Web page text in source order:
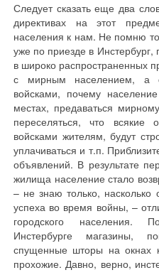
Следует сказать еще два
директивах на этот
населения к нам. Не помню
уже по приезде в
в широко распространенных
с мирным населением, а
войсками, почему
местах, предаваться
переселяться, что
войсками жителям, будут
уплачиваться и т.п.
объявлений. В результате
жилища население стало
– не знаю только,
успеха во время войны, –
городского населения.
Инстербурге магазины,
спущенные шторы на окнах
прохожие. Давно, верно,